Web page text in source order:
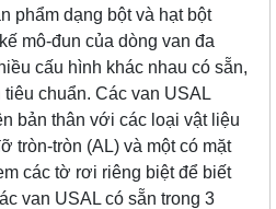
phẩm dạng bột và hạt bột
mô-đun của dòng van đa
cấu hình khác nhau có sẵn,
chuẩn. Các van USAL
bản thân với các loại vật liệu
tròn-tròn (AL) và một có mặt
các tờ rơi riêng biệt để biết
van USAL có sẵn trong 3